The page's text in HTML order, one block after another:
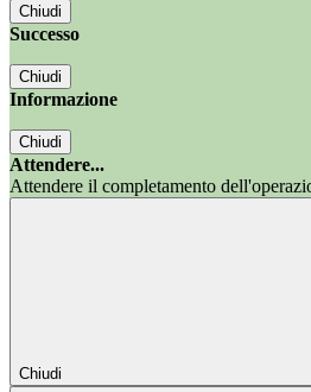
Chiudi
Successo
Chiudi
Informazione
Chiudi
Attendere...
Attendere il completamento
Chiudi